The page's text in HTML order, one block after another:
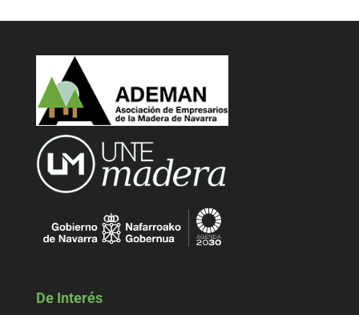
De Interés